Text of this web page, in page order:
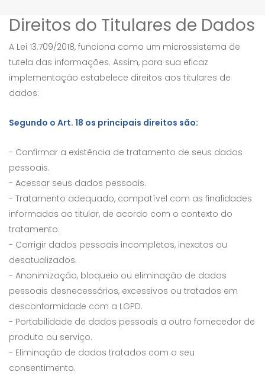
Direitos do Titulares de Dados
A Lei 13.709/2018, funciona como um microssistema de
tutela das informações. Assim, para sua eficaz
implementação estabelece direitos aos titulares de
dados:
Segundo o Art. 18 os principais direitos são:
- Confirmar a existência de tratamento de seus dados
pessoais.
- Acessar seus dados pessoais.
- Tratamento adequado, compatível com as finalidades
informadas ao titular, de acordo com o contexto do
tratamento.
- Corrigir dados pessoais incompletos, inexatos ou
desatualizados.
- Anonimização, bloqueio ou eliminação de dados
pessoais desnecessários, excessivos ou tratados em
desconformidade com a LGPD.
- Portabilidade de dados pessoais a outro fornecedor de
produto ou serviço.
- Eliminação de dados tratados com o seu
consentimento.